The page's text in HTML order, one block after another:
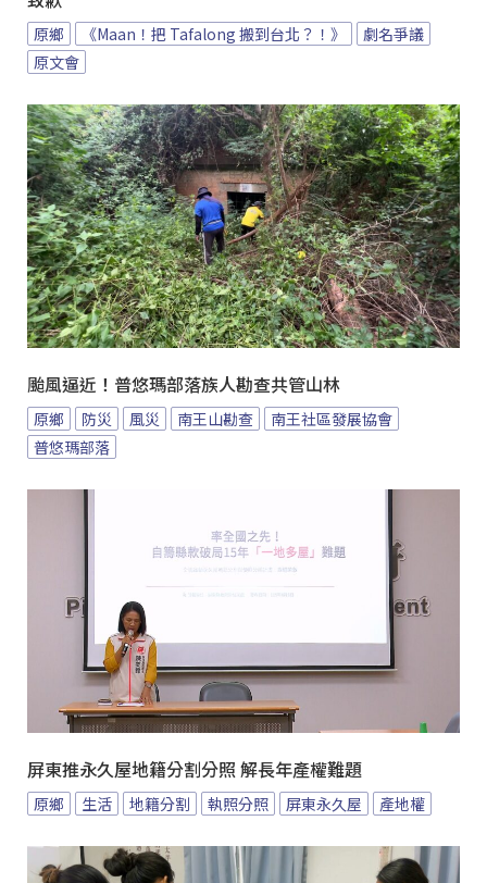
原鄉 《Maan！把 Tafalong 搬到台北？！》
劇名爭議
原文會
颱風逼近！普悠瑪部落族人勘查共管山林
原鄉 防災 風災 南王山勘查
南王社區發展協會
普悠瑪部落
屏東推永久屋地籍分割分照 解長年產權難題
原鄉 生活 地籍分割 執照分照 屏東永久屋 產地權